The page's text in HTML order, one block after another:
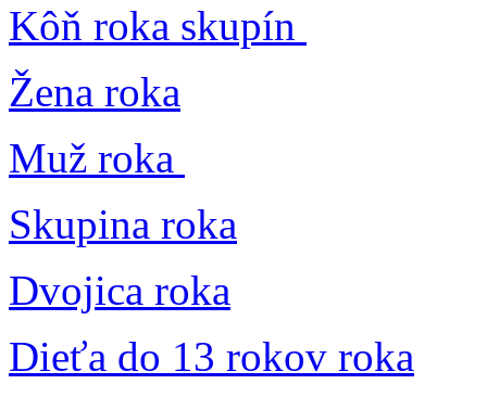
Kôň roka skupín
Žena roka
Muž roka
Skupina roka
Dvojica roka
Dieťa do 13 rokov roka